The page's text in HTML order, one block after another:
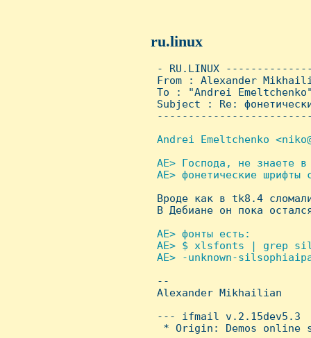
ru.linux
- RU.LINUX
From : Alexander
To : "Andrei
Subject : Re:
Andrei Emeltchenko
AE> Господа, не знаете
AE> фонетические шрифты
Вроде как в tk8.4
В Дебиане он пока
AE> фонты есть:
AE> $ xlsfonts | grep
AE> -unknown-
--
Alexander Mikhailian
--- ifmail v.2.15dev5.3
* Origin: Demos online